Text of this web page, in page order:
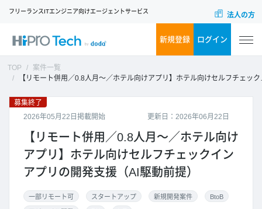
フリーランスITエンジニア向けエージェントサービス 法人の方
新規登録 ログイン
TOP
案件一覧
【リモート併用／0.8人月～／ホテル向けアプリ】ホテル向けセルフチェックインアプリの開発支援（AI駆動前提）
更新日：2026年06月22日
募集終了
2026年05月22日掲載開始
【リモート併用／0.8人月～／ホテル向け
アプリ】ホテル向けセルフチェックイン
アプリの開発支援（AI駆動前提）
一部リモート可 スタートアップ 新規開発案件 BtoB